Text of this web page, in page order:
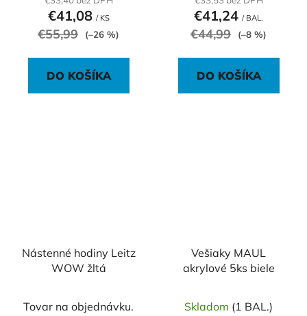
€41,08 / KS
€55,99 (–26 %)
DO KOŠÍKA
€41,24 / BAL.
€44,99 (–8 %)
DO KOŠÍKA
Nástenné hodiny Leitz
WOW žltá
Tovar na objednávku.
Vešiaky MAUL
akrylové 5ks biele
Skladom (1 BAL.)